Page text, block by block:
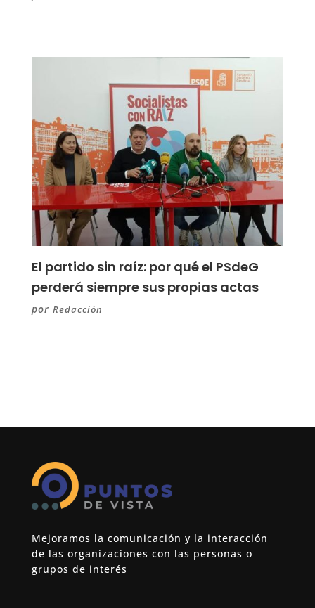
El partido sin raíz: por qué el PSdeG
perderá siempre sus propias actas
por Redacción
Mejoramos la comunicación y la interacción
de las organizaciones con las personas o
grupos de interés